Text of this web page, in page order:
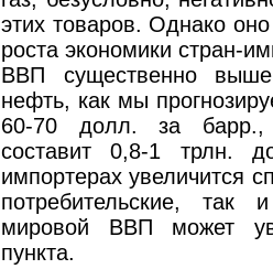
этих товаров. Однако
роста экономики стран-
ВВП существенно
нефть, как мы
60-70 долл. за барр.,
составит 0,8-1 трлн.
импортерах увеличится
потребительские, так
мировой ВВП может
пункта.